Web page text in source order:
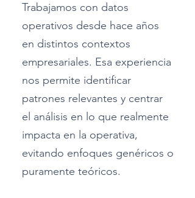
Trabajamos con datos
operativos desde hace años
en distintos contextos
empresariales. Esa experiencia
nos permite identificar
patrones relevantes y centrar
el análisis en lo que realmente
impacta en la operativa,
evitando enfoques genéricos o
puramente teóricos.